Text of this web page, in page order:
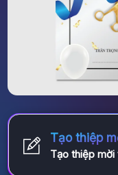
Tạo thiệp
Tạo thiệp mời